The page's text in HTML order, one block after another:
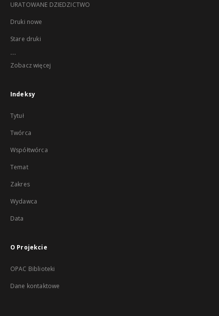
URATOWANE DZIEDZICTWO
Druki nowe
Stare druki
...
Zobacz więcej
Indeksy
Tytuł
Twórca
Współtwórca
Temat
Zakres
Wydawca
Data
O Projekcie
OPAC Biblioteki
Dane kontaktowe